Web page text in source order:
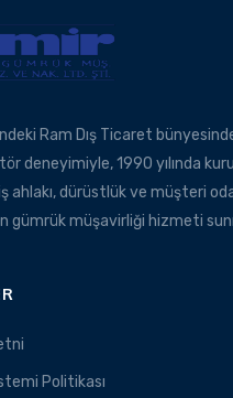
Ram Dış Ticaret
deneyimiyle, 1990 yılında
ahlakı, dürüstlük ve müşteri
gümrük müşavirliği hizmeti
Politikası